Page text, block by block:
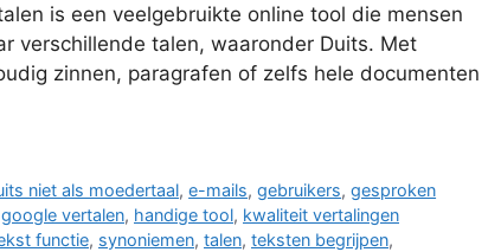
is een veelgebruikte online tool die mensen
verschillende talen, waaronder Duits. Met
zinnen, paragrafen of zelfs hele documenten
niet als moedertaal,e-mails,gebruikers,gesproken
google vertalen, handige tool, kwaliteit vertalingen
functie, synoniemen, talen, teksten begrijpen,